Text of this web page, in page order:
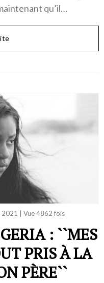
qu’il…
2021 Vue 4862 fois
: ``MES
PRIS À LA
PÈRE``